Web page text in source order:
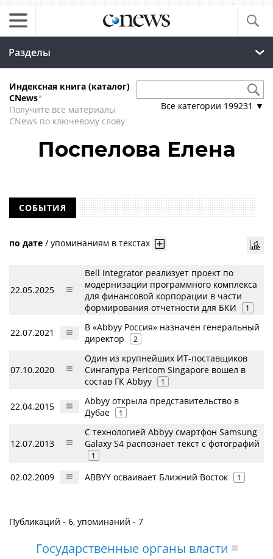
Разделы
Индексная книга (каталог)
CNews*
Получите все материалы
CNews по ключевому слову
Все категории 199231 ▼
Поспелова Елена
СОБЫТИЯ
по дате / упоминаниям в текстах
22.05.2025
Bell Integrator реализует проект по
модернизации программного комплекса
для финансовой корпорации в части
формирования отчетности для БКИ
1
22.07.2021
В «Abbyy Россия» назначен генеральный
директор
2
07.10.2020
Один из крупнейших ИТ-поставщиков
Сингапура Pericom Singapore вошел в
состав ГК Abbyy
1
22.04.2015
Abbyy открыла представительство в
Дубае
1
12.07.2013
С технологией Abbyy смартфон Samsung
Galaxy S4 распознает текст с фотографий
1
02.02.2009 ABBYY осваивает Ближний Восток 1
Публикаций - 6, упоминаний - 7
Государственные органы власти